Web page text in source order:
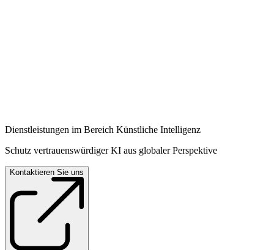
Dienstleistungen im Bereich Künstliche Intelligenz
Schutz vertrauenswürdiger KI aus globaler Perspektive
Kontaktieren Sie uns